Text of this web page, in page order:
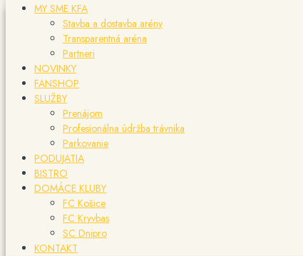
MY SME KFA
Stavba a dostavba arény
Transparentná aréna
Partneri
NOVINKY
FANSHOP
SLUŽBY
Prenájom
Profesionálna údržba trávnika
Parkovanie
PODUJATIA
BISTRO
DOMÁCE KLUBY
FC Košice
FC Kryvbas
SC Dnipro
KONTAKT